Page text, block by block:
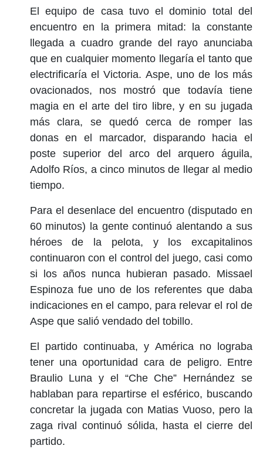
El equipo de casa tuvo el dominio total del
encuentro en la primera mitad: la constante
llegada a cuadro grande del rayo anunciaba
que en cualquier momento llegaría el tanto que
electrificaría el Victoria. Aspe, uno de los más
ovacionados, nos mostró que todavía tiene
magia en el arte del tiro libre, y en su jugada
más clara, se quedó cerca de romper las
donas en el marcador, disparando hacia el
poste superior del arco del arquero águila,
Adolfo Ríos, a cinco minutos de llegar al medio
tiempo.
Para el desenlace del encuentro (disputado en
60 minutos) la gente continuó alentando a sus
héroes de la pelota, y los excapitalinos
continuaron con el control del juego, casi como
si los años nunca hubieran pasado. Missael
Espinoza fue uno de los referentes que daba
indicaciones en el campo, para relevar el rol de
Aspe que salió vendado del tobillo.
El partido continuaba, y América no lograba
tener una oportunidad cara de peligro. Entre
Braulio Luna y el “Che Che” Hernández se
hablaban para repartirse el esférico, buscando
concretar la jugada con Matias Vuoso, pero la
zaga rival continuó sólida, hasta el cierre del
partido.